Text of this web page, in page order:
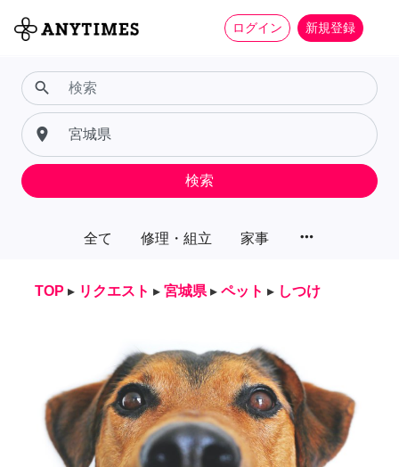
ログイン 新規登録
全て 修理・組立 家事 more_horiz
search
place
検索
TOP ▸ リクエスト ▸ 宮城県 ▸ ペット ▸ しつけ